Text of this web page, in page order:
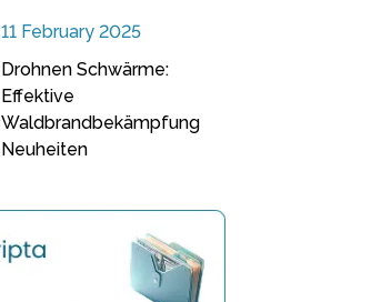
11 February 2025
Drohnen Schwärme:
Effektive
Waldbrandbekämpfung
Neuheiten